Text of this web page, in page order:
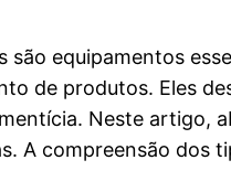
são equipamentos
de produtos. Eles
Neste artigo,
A compreensão dos